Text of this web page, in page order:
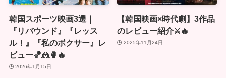
韓国スポーツ映画3選｜
『リバウンド』『レッス
ル！』『私のボクサー』レ
ビュー🏀🤼🥊🔥
2026年1月15日
【韓国映画×時代劇】3作品
のレビュー紹介⚔🔥
2025年11月24日